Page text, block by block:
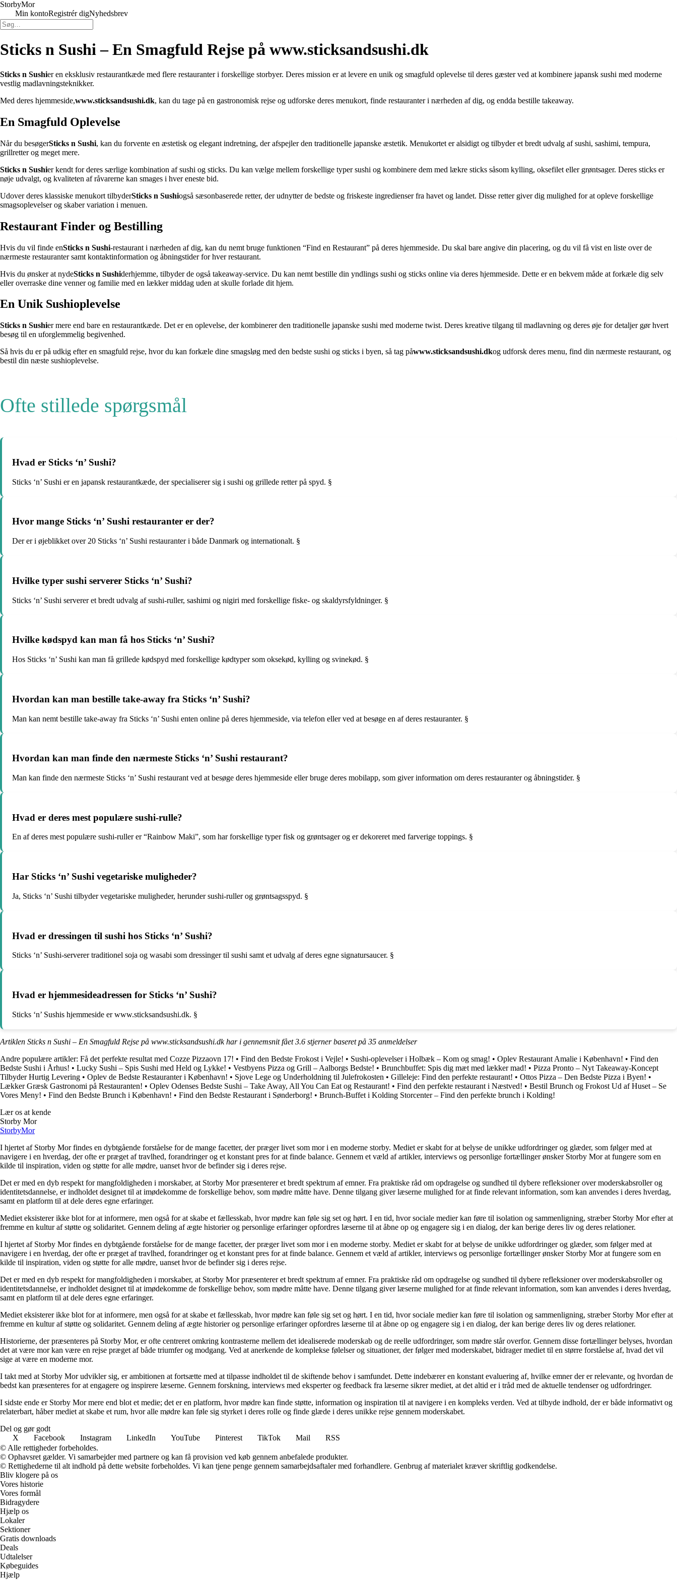
StorbyMor
Min kontoRegistrér digNyhedsbrev
Sticks n Sushi – En Smagfuld Rejse på www.sticksandsushi.dk
Sticks n Sushier en eksklusiv restaurantkæde med flere restauranter i forskellige storbyer. Deres mission er at levere en unik og smagfuld oplevelse til deres gæster ved at kombinere japansk sushi med moderne
vestlig madlavningsteknikker.
Med deres hjemmeside,www.sticksandsushi.dk, kan du tage på en gastronomisk rejse og udforske deres menukort, finde restauranter i nærheden af dig, og endda bestille takeaway.
En Smagfuld Oplevelse
Når du besøgerSticks n Sushi, kan du forvente en æstetisk og elegant indretning, der afspejler den traditionelle japanske æstetik. Menukortet er alsidigt og tilbyder et bredt udvalg af sushi, sashimi, tempura,
grillretter og meget mere.
Sticks n Sushier kendt for deres særlige kombination af sushi og sticks. Du kan vælge mellem forskellige typer sushi og kombinere dem med lækre sticks såsom kylling, oksefilet eller grøntsager. Deres sticks er
nøje udvalgt, og kvaliteten af råvarerne kan smages i hver eneste bid.
Udover deres klassiske menukort tilbyderSticks n Sushiogså sæsonbaserede retter, der udnytter de bedste og friskeste ingredienser fra havet og landet. Disse retter giver dig mulighed for at opleve forskellige
smagsoplevelser og skaber variation i menuen.
Restaurant Finder og Bestilling
Hvis du vil finde enSticks n Sushi-restaurant i nærheden af dig, kan du nemt bruge funktionen “Find en Restaurant” på deres hjemmeside. Du skal bare angive din placering, og du vil få vist en liste over de
nærmeste restauranter samt kontaktinformation og åbningstider for hver restaurant.
Hvis du ønsker at nydeSticks n Sushiderhjemme, tilbyder de også takeaway-service. Du kan nemt bestille din yndlings sushi og sticks online via deres hjemmeside. Dette er en bekvem måde at forkæle dig selv
eller overraske dine venner og familie med en lækker middag uden at skulle forlade dit hjem.
En Unik Sushioplevelse
Sticks n Sushier mere end bare en restaurantkæde. Det er en oplevelse, der kombinerer den traditionelle japanske sushi med moderne twist. Deres kreative tilgang til madlavning og deres øje for detaljer gør hvert
besøg til en uforglemmelig begivenhed.
Så hvis du er på udkig efter en smagfuld rejse, hvor du kan forkæle dine smagsløg med den bedste sushi og sticks i byen, så tag påwww.sticksandsushi.dkog udforsk deres menu, find din nærmeste restaurant, og
bestil din næste sushioplevelse.
Ofte stillede spørgsmål
Hvad er Sticks ‘n’ Sushi?
Sticks ‘n’ Sushi er en japansk restaurantkæde, der specialiserer sig i sushi og grillede retter på spyd. §
Hvor mange Sticks ‘n’ Sushi restauranter er der?
Der er i øjeblikket over 20 Sticks ‘n’ Sushi restauranter i både Danmark og internationalt. §
Hvilke typer sushi serverer Sticks ‘n’ Sushi?
Sticks ‘n’ Sushi serverer et bredt udvalg af sushi-ruller, sashimi og nigiri med forskellige fiske- og skaldyrsfyldninger. §
Hvilke kødspyd kan man få hos Sticks ‘n’ Sushi?
Hos Sticks ‘n’ Sushi kan man få grillede kødspyd med forskellige kødtyper som oksekød, kylling og svinekød. §
Hvordan kan man bestille take-away fra Sticks ‘n’ Sushi?
Man kan nemt bestille take-away fra Sticks ‘n’ Sushi enten online på deres hjemmeside, via telefon eller ved at besøge en af deres restauranter. §
Hvordan kan man finde den nærmeste Sticks ‘n’ Sushi restaurant?
Man kan finde den nærmeste Sticks ‘n’ Sushi restaurant ved at besøge deres hjemmeside eller bruge deres mobilapp, som giver information om deres restauranter og åbningstider. §
Hvad er deres mest populære sushi-rulle?
En af deres mest populære sushi-ruller er “Rainbow Maki”, som har forskellige typer fisk og grøntsager og er dekoreret med farverige toppings. §
Har Sticks ‘n’ Sushi vegetariske muligheder?
Ja, Sticks ‘n’ Sushi tilbyder vegetariske muligheder, herunder sushi-ruller og grøntsagsspyd. §
Hvad er dressingen til sushi hos Sticks ‘n’ Sushi?
Sticks ‘n’ Sushi-serverer traditionel soja og wasabi som dressinger til sushi samt et udvalg af deres egne signatursaucer. §
Hvad er hjemmesideadressen for Sticks ‘n’ Sushi?
Sticks ‘n’ Sushis hjemmeside er www.sticksandsushi.dk. §
Artiklen Sticks n Sushi – En Smagfuld Rejse på www.sticksandsushi.dk har i gennemsnit fået3.6 stjerner baseret på 35 anmeldelser
Andre populære artikler: Få det perfekte resultat med Cozze Pizzaovn 17! • Find den Bedste Frokost i Vejle! • Sushi-oplevelser i Holbæk – Kom og smag! • Oplev Restaurant Amalie i København! • Find den
Bedste Sushi i Århus! • Lucky Sushi – Spis Sushi med Held og Lykke! • Vestbyens Pizza og Grill – Aalborgs Bedste! • Brunchbuffet: Spis dig mæt med lækker mad! • Pizza Pronto – Nyt Takeaway-Koncept
Tilbyder Hurtig Levering • Oplev de Bedste Restauranter i København! • Sjove Lege og Underholdning til Julefrokosten • Gilleleje: Find den perfekte restaurant! • Ottos Pizza – Den Bedste Pizza i Byen! •
Lækker Græsk Gastronomi på Restauranten! • Oplev Odenses Bedste Sushi – Take Away, All You Can Eat og Restaurant! • Find den perfekte restaurant i Næstved! • Bestil Brunch og Frokost Ud af Huset – Se
Vores Meny! • Find den Bedste Brunch i København! • Find den Bedste Restaurant i Sønderborg! • Brunch-Buffet i Kolding Storcenter – Find den perfekte brunch i Kolding!
Lær os at kende
Storby Mor
StorbyMor
I hjertet af Storby Mor findes en dybtgående forståelse for de mange facetter, der præger livet som mor i en moderne storby. Mediet er skabt for at belyse de unikke udfordringer og glæder, som følger med at
navigere i en hverdag, der ofte er præget af travlhed, forandringer og et konstant pres for at finde balance. Gennem et væld af artikler, interviews og personlige fortællinger ønsker Storby Mor at fungere som en
kilde til inspiration, viden og støtte for alle mødre, uanset hvor de befinder sig i deres rejse.
Det er med en dyb respekt for mangfoldigheden i morskaber, at Storby Mor præsenterer et bredt spektrum af emner. Fra praktiske råd om opdragelse og sundhed til dybere refleksioner over moderskabsroller og
identitetsdannelse, er indholdet designet til at imødekomme de forskellige behov, som mødre måtte have. Denne tilgang giver læserne mulighed for at finde relevant information, som kan anvendes i deres hverdag,
samt en platform til at dele deres egne erfaringer.
Mediet eksisterer ikke blot for at informere, men også for at skabe et fællesskab, hvor mødre kan føle sig set og hørt. I en tid, hvor sociale medier kan føre til isolation og sammenligning, stræber Storby Mor efter at
fremme en kultur af støtte og solidaritet. Gennem deling af ægte historier og personlige erfaringer opfordres læserne til at åbne op og engagere sig i en dialog, der kan berige deres liv og deres relationer.
I hjertet af Storby Mor findes en dybtgående forståelse for de mange facetter, der præger livet som mor i en moderne storby. Mediet er skabt for at belyse de unikke udfordringer og glæder, som følger med at
navigere i en hverdag, der ofte er præget af travlhed, forandringer og et konstant pres for at finde balance. Gennem et væld af artikler, interviews og personlige fortællinger ønsker Storby Mor at fungere som en
kilde til inspiration, viden og støtte for alle mødre, uanset hvor de befinder sig i deres rejse.
Det er med en dyb respekt for mangfoldigheden i morskaber, at Storby Mor præsenterer et bredt spektrum af emner. Fra praktiske råd om opdragelse og sundhed til dybere refleksioner over moderskabsroller og
identitetsdannelse, er indholdet designet til at imødekomme de forskellige behov, som mødre måtte have. Denne tilgang giver læserne mulighed for at finde relevant information, som kan anvendes i deres hverdag,
samt en platform til at dele deres egne erfaringer.
Mediet eksisterer ikke blot for at informere, men også for at skabe et fællesskab, hvor mødre kan føle sig set og hørt. I en tid, hvor sociale medier kan føre til isolation og sammenligning, stræber Storby Mor efter at
fremme en kultur af støtte og solidaritet. Gennem deling af ægte historier og personlige erfaringer opfordres læserne til at åbne op og engagere sig i en dialog, der kan berige deres liv og deres relationer.
Historierne, der præsenteres på Storby Mor, er ofte centreret omkring kontrasterne mellem det idealiserede moderskab og de reelle udfordringer, som mødre står overfor. Gennem disse fortællinger belyses, hvordan
det at være mor kan være en rejse præget af både triumfer og modgang. Ved at anerkende de komplekse følelser og situationer, der følger med moderskabet, bidrager mediet til en større forståelse af, hvad det vil
sige at være en moderne mor.
I takt med at Storby Mor udvikler sig, er ambitionen at fortsætte med at tilpasse indholdet til de skiftende behov i samfundet. Dette indebærer en konstant evaluering af, hvilke emner der er relevante, og hvordan de
bedst kan præsenteres for at engagere og inspirere læserne. Gennem forskning, interviews med eksperter og feedback fra læserne sikrer mediet, at det altid er i tråd med de aktuelle tendenser og udfordringer.
I sidste ende er Storby Mor mere end blot et medie; det er en platform, hvor mødre kan finde støtte, information og inspiration til at navigere i en kompleks verden. Ved at tilbyde indhold, der er både informativt og
relaterbart, håber mediet at skabe et rum, hvor alle mødre kan føle sig styrket i deres rolle og finde glæde i deres unikke rejse gennem moderskabet.
Del og gør godt
X
Facebook Instagram LinkedIn YouTube Pinterest TikTok Mail
RSS
© Alle rettigheder forbeholdes.
© Ophavsret gælder. Vi samarbejder med partnere og kan få provision ved køb gennem anbefalede produkter.
© Rettighederne til alt indhold på dette website forbeholdes. Vi kan tjene penge gennem samarbejdsaftaler med forhandlere. Genbrug af materialet kræver skriftlig godkendelse.
Bliv klogere på os
Vores historie
Vores formål
Bidragydere
Hjælp os
Lokaler
Sektioner
Gratis downloads
Deals
Udtalelser
Købeguides
Hjælp